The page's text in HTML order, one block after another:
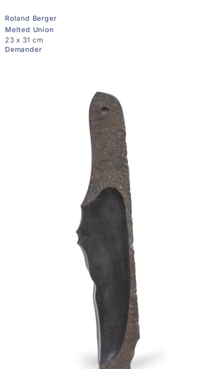
Roland Berger
Melted Union
23 x 31 cm
Demander